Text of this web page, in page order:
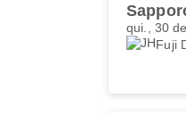
qui., 30
Fuji